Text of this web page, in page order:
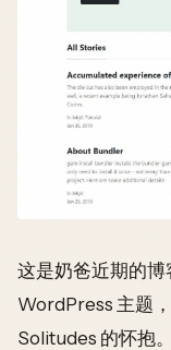
这是奶爸近期的
WordPress 主题
Solitudes 的怀抱。